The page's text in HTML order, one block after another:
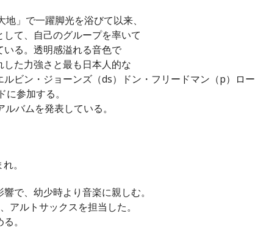
」で一躍脚光を浴びて以来、
て、自己のグループを率いて
る。透明感溢れる音色で
た力強さと最も日本人的な
ビン・ジョーンズ（ds）ドン・フリードマン（p）ロー
参加する。
バムを発表している。
。
で、幼少時より音楽に親しむ。
アルトサックスを担当した。
。